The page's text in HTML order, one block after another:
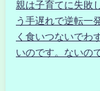
親は子育てに失敗
う手遅れで逆転一
く食いつないでわ
いのです。ないの